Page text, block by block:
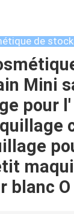
de
Mini
pour
blanc O